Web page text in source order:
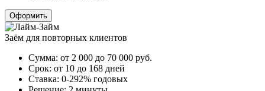
Оформить
Заём для повторных клиентов
Сумма: от 2 000 до 70 000 руб.
Срок: от 10 до 168 дней
Ставка: 0-292% годовых